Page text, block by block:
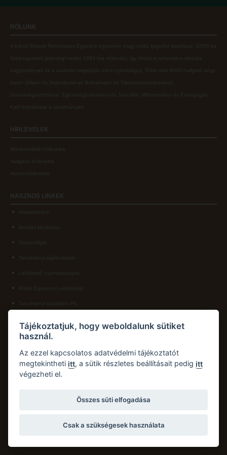
Óbudai Diákhotel
Diákélet
Károli Egyetemi Lelkészség
Díszoklevél igénylés
HÖK
MTMT
MTMT GYIK
Repozitórium
Óbudai Diákhotel
Diákélet
Károli Egyetemi Lelkészség
ECL nyelvvizsga
Díszoklevél igénylés
RÓLUNK
A Károli Gáspár Református Egyetem egyszerre nagy múltú (jogelőd alapítása: 1855) és
fiatal egyetem (jelenlegi nevén 1993 óta működik), így ötvözi a református oktatás
hagyományait és a szakmai megújulás iránti nyitottságot. Több mint 9000 hallgató négy
karon ( Állam- és Jogtudományi; Bölcsészet- és Társadalomtudományi;
Gazdaságtudományi, Egészségtudományi és Szociális; Hittudományi és Pedagógiai
Kar ) folytathatja a tanulmányait.
HÍRLEVELEK
Munkavállalói hírlevelek
Hallgatói hírlevelek
Alumni hírlevelek
HASZNOS LINKEK
Adatvédelem
Arculati kézikönyv
Ösztöndíjak
Tanulmányi tájékoztatók
Letölthető nyomtatványok
Károli Egyetemi Lelkészség
Tanulmányi határidők PK
KAPCSOLAT
Károli Gáspár Református Egyetem, Pedagógiai Kar
pk.dth@kre.hu
Telefon:+36 30 174 1934
Tájékoztatjuk, hogy weboldalunk sütiket
használ.
Az ezzel kapcsolatos adatvédelmi tájékoztatót
megtekintheti itt, a sütik részletes beállításait pedig itt
végezheti el.
Összes süti elfogadása
Csak a szükségesek használata